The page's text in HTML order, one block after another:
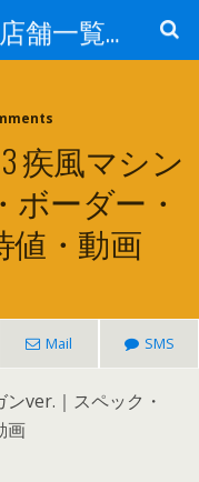
全国優良パチンコ店舗一覧：プロ厳選ガイド
疾風マシン
ボーダー・
値・動画
Mail SMS
ver.｜スペック・
画